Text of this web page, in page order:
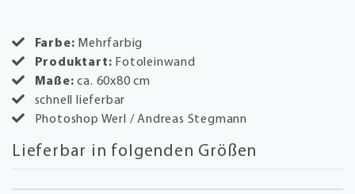
Farbe: Mehrfarbig
Produktart: Fotoleinwand
Maße:ca. 60x80 cm
schnell lieferbar
Photoshop Werl / Andreas Stegmann
Lieferbar in folgenden Größen